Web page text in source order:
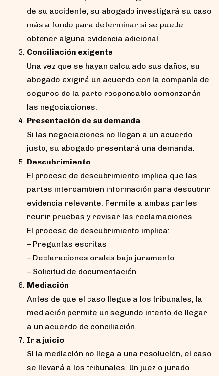
de su accidente, su abogado investigará su caso
más a fondo para determinar si se puede
obtener alguna evidencia adicional.
Conciliación exigente
Una vez que se hayan calculado sus daños, su
abogado exigirá un acuerdo con la compañía de
seguros de la parte responsable comenzarán
las negociaciones.
Presentación de su demanda
Si las negociaciones no llegan a un acuerdo
justo, su abogado presentará una demanda.
Descubrimiento
El proceso de descubrimiento implica que las
partes intercambien información para descubrir
evidencia relevante. Permite a ambas partes
reunir pruebas y revisar las reclamaciones.
El proceso de descubrimiento implica:
– Preguntas escritas
– Declaraciones orales bajo juramento
– Solicitud de documentación
Mediación
Antes de que el caso llegue a los tribunales, la
mediación permite un segundo intento de llegar
a un acuerdo de conciliación.
Ir a juicio
Si la mediación no llega a una resolución, el caso
se llevará a los tribunales. Un juez o jurado